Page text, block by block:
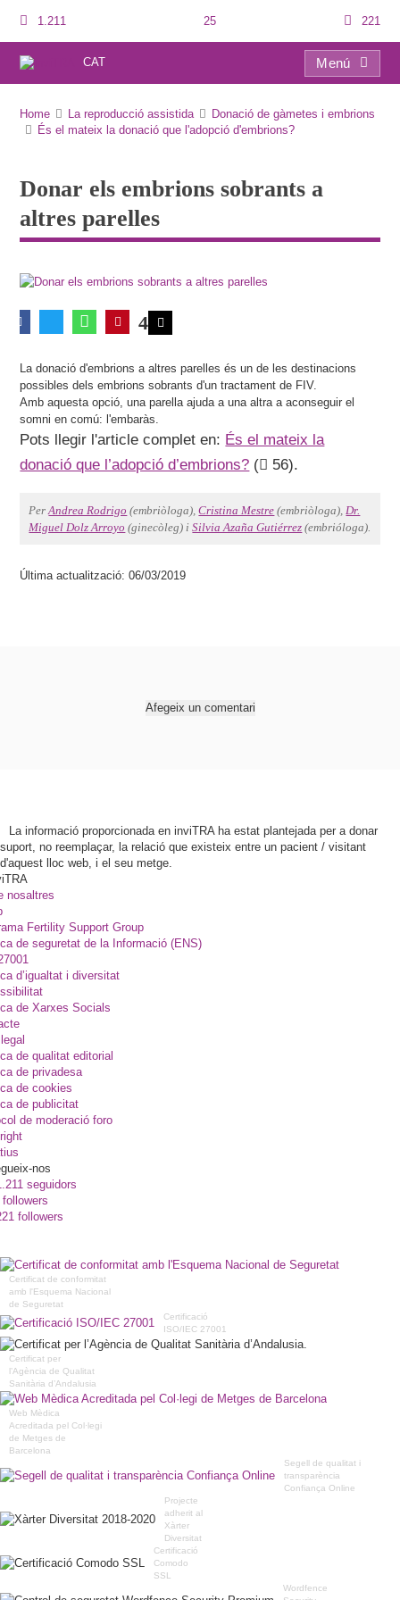
1.211 25 221
CAT
Menú
Home La reproducció assistida
Donació de gàmetes i embrions
És el mateix la donació que l'adopció d'embrions?
Donar els embrions sobrants a
altres parelles
4
La donació d'embrions a altres parelles és un de les destinacions
possibles dels embrions sobrants d'un tractament de FIV.
Amb aquesta opció, una parella ajuda a una altra a aconseguir el
somni en comú: l'embaràs.
Pots llegir l'article complet en: És el mateix la
donació que l’adopció d’embrions? ( 56).
PerAndrea Rodrigo (embriòloga),Cristina Mestre (embriòloga),Dr.
Miguel Dolz Arroyo (ginecòleg) iSilvia Azaña Gutiérrez (embrióloga).
Última actualització: 06/03/2019
Afegeix un comentari
La informació proporcionada en inviTRA ha estat plantejada per a donar
suport, no reemplaçar, la relació que existeix entre un pacient / visitant
d'aquest lloc web, i el seu metge.
nosaltres
Fertility Support Group
de seguretat de la Informació (ENS)
d’igualtat i diversitat
de Xarxes Socials
de qualitat editorial
de privadesa
de cookies
de publicitat
de moderació foro
nos
seguidors
followers
followers
Certificat de conformitat
amb l'Esquema Nacional
de Seguretat
Certificació
ISO/IEC 27001
Certificat per
l’Agència de Qualitat
Sanitària d’Andalusia
Web Mèdica
Acreditada pel Col·legi
de Metges de
Barcelona
Segell de qualitat i
transparència
Confiança Online
Projecte
adherit al
Xàrter
Diversitat
Certificació
Comodo
SSL
Wordfence